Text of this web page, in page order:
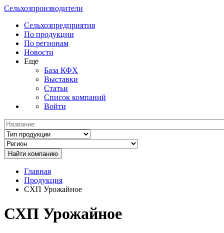
Сельхозпроизводители
Сельхозпредприятия
По продукции
По регионам
Новости
Еще
База КФХ
Выставки
Статьи
Список компаний
Войти
Главная
Продукция
СХП Урожайное
СХП Урожайное